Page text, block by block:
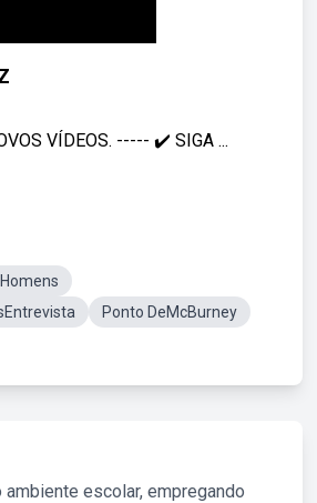
VÍDEOS. ----- ✔️ SIGA ...
Ponto DeMcBurney
escolar, empregando